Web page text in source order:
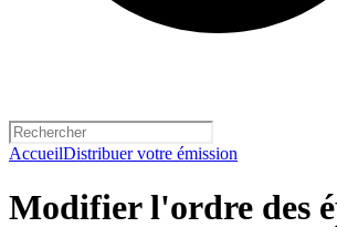
AccueilDistribuer votre émission
Modifier l'ordre des